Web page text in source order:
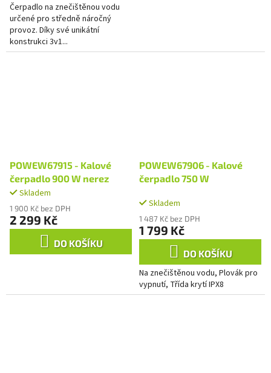
Čerpadlo na znečištěnou vodu
určené pro středně náročný
provoz. Díky své unikátní
konstrukci 3v1...
POWEW67915 - Kalové
čerpadlo 900 W nerez
Průměrné
hodnocení
produktu
je
z
Skladem
1 900 Kč bez DPH
2 299 Kč
DO KOŠÍKU
POWEW67906 - Kalové
čerpadlo 750 W
Skladem
1 487 Kč bez DPH
1 799 Kč
DO KOŠÍKU
Na znečištěnou vodu, Plovák pro
vypnutí, Třída krytí IPX8